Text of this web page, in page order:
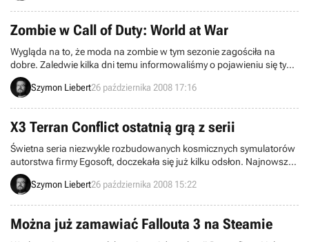
Zombie w Call of Duty: World at War
Wygląda na to, że moda na zombie w tym sezonie zagościła na
dobre. Zaledwie kilka dni temu informowaliśmy o pojawieniu się tych
osobników w dwóch innych produkcjach, tymczasem wszystko
wskazuje na ich planowaną obecność także w najnowszej odsłonie
Szymon Liebert26 października 2008 17:16
X3 Terran Conflict ostatnią grą z serii
Świetna seria niezwykle rozbudowanych kosmicznych symulatorów
autorstwa firmy Egosoft, doczekała się już kilku odsłon. Najnowszą
jest oczywiście X3 Terran Conflict, która premierę miał całkiem
niedawno. Jak mówi sam twórca gry, Bernd Lehahn, jest to już
wykreowanym.
Szymon Liebert26 października 2008 15:22
Można już zamawiać Fallouta 3 na Steamie